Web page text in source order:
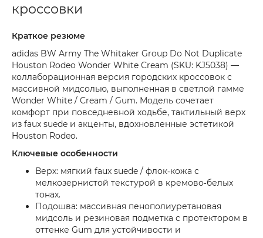
кроссовки
Краткое резюме
adidas BW Army The Whitaker Group Do Not Duplicate
Houston Rodeo Wonder White Cream (SKU: KJ5038) —
коллаборационная версия городских кроссовок с
массивной мидсолью, выполненная в светлой гамме
Wonder White / Cream / Gum. Модель сочетает
комфорт при повседневной ходьбе, тактильный верх
из faux suede и акценты, вдохновленные эстетикой
Houston Rodeo.
Ключевые особенности
Верх: мягкий faux suede / флок‑кожа с
мелкозернистой текстурой в кремово‑белых
тонах.
Подошва: массивная пенополиуретановая
мидсоль и резиновая подметка с протектором в
оттенке Gum для устойчивости и